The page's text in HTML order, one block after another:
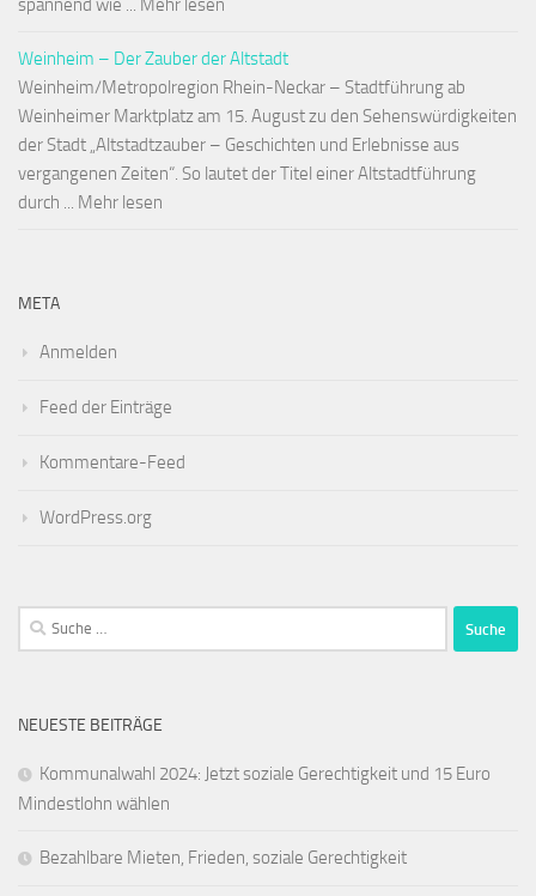
spannend wie ... Mehr lesen
Weinheim – Der Zauber der Altstadt
Weinheim/Metropolregion Rhein-Neckar – Stadtführung ab
Weinheimer Marktplatz am 15. August zu den Sehenswürdigkeiten
der Stadt „Altstadtzauber – Geschichten und Erlebnisse aus
vergangenen Zeiten“. So lautet der Titel einer Altstadtführung
durch ... Mehr lesen
META
Anmelden
Feed der Einträge
Kommentare-Feed
WordPress.org
Suche
nach:
NEUESTE BEITRÄGE
Kommunalwahl 2024: Jetzt soziale Gerechtigkeit und 15 Euro
Mindestlohn wählen
Bezahlbare Mieten, Frieden, soziale Gerechtigkeit